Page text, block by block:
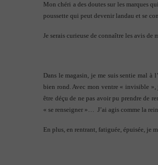
Mon chéri a des doutes sur les marques
poussette qui peut devenir landau et se
Je serais curieuse de connaître les avis de
Dans le magasin, je me suis sentie mal à
bien rond. Avec mon ventre « invisible »,
être déçu de ne pas avoir pu prendre de
« se renseigner »… J’ai agis comme la
En plus, en rentrant, fatiguée, épuisée, je